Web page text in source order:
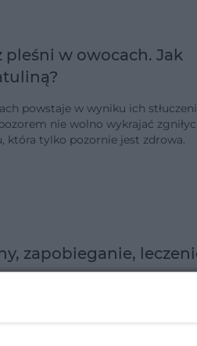
pleśni w owocach. Jak
powstaje w wyniku ich
nie wolno wykrajać
która tylko pozornie jest zdrowa.
zapobieganie,